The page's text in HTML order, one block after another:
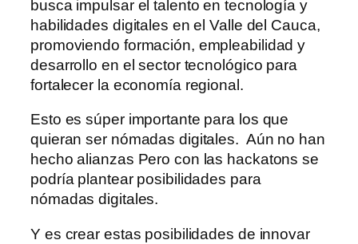
busca impulsar el talento en tecnología y
habilidades digitales en el Valle del Cauca,
promoviendo formación, empleabilidad y
desarrollo en el sector tecnológico para
fortalecer la economía regional.
Esto es súper importante para los que
quieran ser nómadas digitales. Aún no han
hecho alianzas Pero con las hackatons se
podría plantear posibilidades para
nómadas digitales.
Y es crear estas posibilidades de innovar